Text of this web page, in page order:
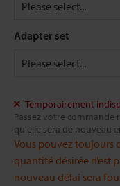
Adapter set
Temporairement
Passez votre
qu'elle sera de nouveau
Vous pouvez toujours
quantité désirée n’est
nouveau délai sera